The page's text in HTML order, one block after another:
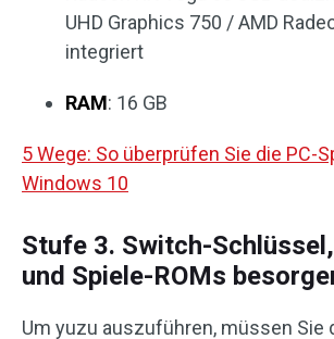
UHD Graphics 750 / AMD
integriert
RAM: 16 GB
5 Wege: So überprüfen Sie die PC-
Windows 10
Stufe 3. Switch-
und Spiele-ROMs
Um yuzu auszuführen, müssen Sie